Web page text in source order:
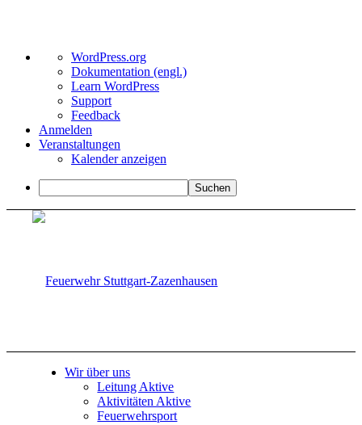
Über
WordPress
WordPress.org
Dokumentation (engl.)
Learn WordPress
Support
Feedback
Anmelden
Veranstaltungen
Kalender anzeigen
Suchen
Wir über uns
Leitung Aktive
Aktivitäten Aktive
Feuerwehrsport